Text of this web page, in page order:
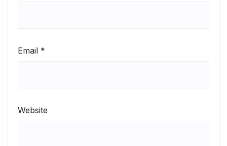
Email *
Website